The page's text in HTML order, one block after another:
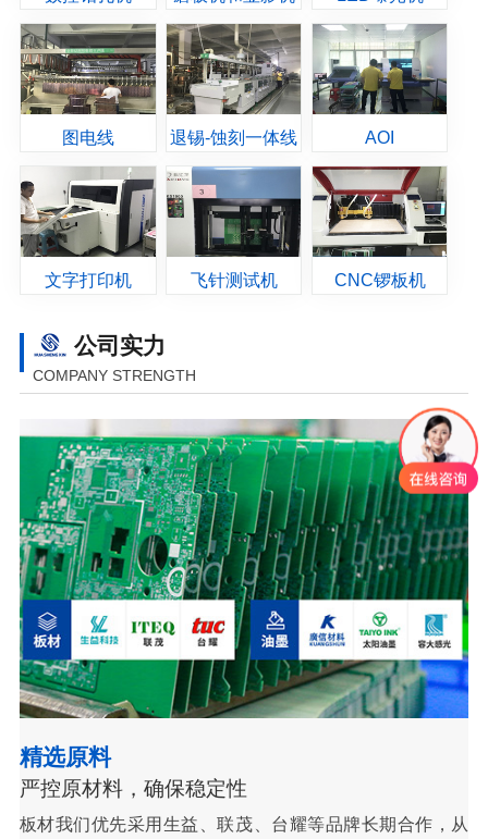
图电线 退锡-蚀刻一体线 AOI
文字打印机 飞针测试机 CNC锣板机
公司实力
COMPANY STRENGTH
精选原料
严控原材料，确保稳定性
板材我们优先采用生益、联茂、台耀等品牌长期合作，从